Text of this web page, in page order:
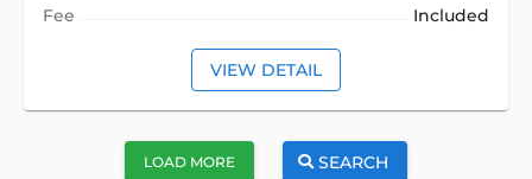
Fee Included
VIEW DETAIL
LOAD MORE SEARCH